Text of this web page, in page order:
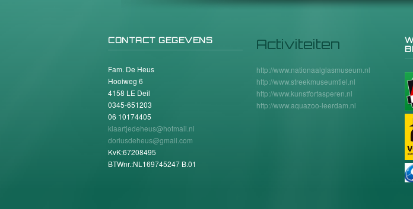
CONTACT GEGEVENS
Fam. De Heus
Hooiweg 6
4158 LE Deil
0345-651203
06 10174405
klaartjedeheus@hotmail.nl
doriusdeheus@gmail.com
KvK:67208495
BTWnr.:NL169745247 B.01
Activiteiten
http://www.nationaalglasmuseum.nl
http://www.streekmuseumtiel.nl
http://www.kunstfortasperen.nl
http://www.aquazoo-leerdam.nl